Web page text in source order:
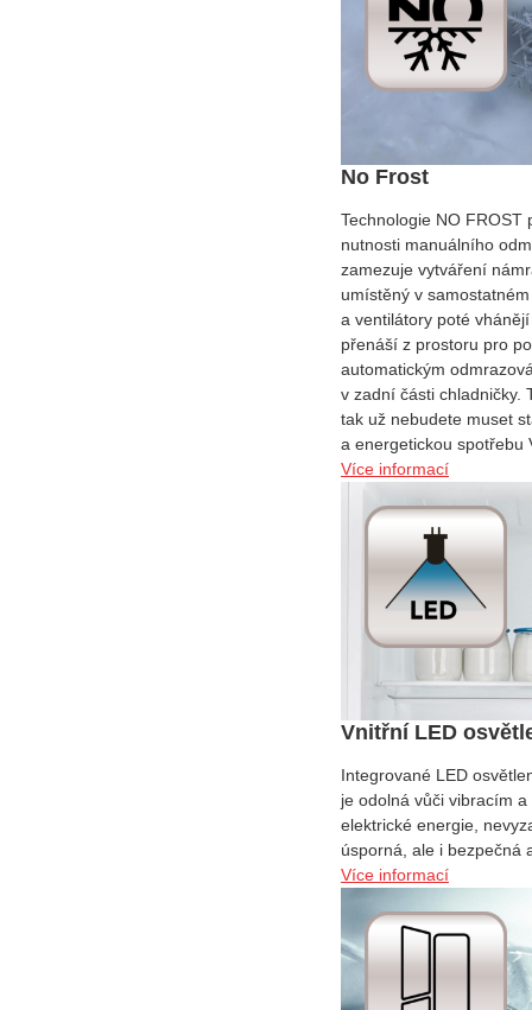
No Frost
Technologie NO
nutnosti manuálního
zamezuje vytváření
umístěný v
a ventilátory poté
přenáší z prostoru pro
automatickým
v zadní části chladničky.
tak už nebudete muset
a energetickou spotřebu
Více informací
Vnitřní LED
Integrované LED
je odolná vůči vibracím
elektrické energie,
úsporná, ale i bezpečná
Více informací